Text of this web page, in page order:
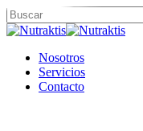
Skip
to
content
Close
Menu
Nosotros
Servicios
Contacto